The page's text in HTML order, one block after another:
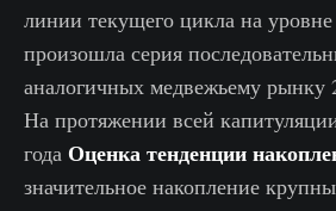
линии текущего цикла на
произошла серия
аналогичных медвежьему рынку
На протяжении всей
года Оценка тенденции
значительное накопление